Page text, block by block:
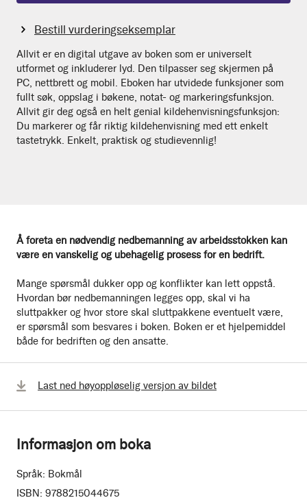
Å foreta en nødvendig nedbemanning av arbeidsstokken kan
være en vanskelig og ubehagelig prosess for en bedrift.
Mange spørsmål dukker opp og konflikter kan lett oppstå.
Hvordan bør nedbemanningen legges opp, skal vi ha
sluttpakker og hvor store skal sluttpakkene eventuelt være,
er spørsmål som besvares i boken. Boken er et hjelpemiddel
både for bedriften og den ansatte.
Bestill vurderingseksemplar
Allvit er en digital utgave av boken som er universelt
utformet og inkluderer lyd. Den tilpasser seg skjermen på
PC, nettbrett og mobil. Eboken har utvidede funksjoner som
fullt søk, oppslag i bøkene, notat- og markeringsfunksjon.
Allvit gir deg også en helt genial kildehenvisningsfunksjon:
Du markerer og får riktig kildehenvisning med ett enkelt
tastetrykk. Enkelt, praktisk og studievennlig!
Last ned høyoppløselig versjon av bildet
Informasjon om boka
Språk: Bokmål
ISBN: 9788215044675